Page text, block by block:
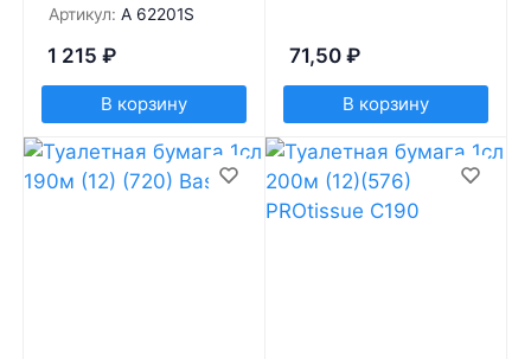
Артикул: A 62201S
1 215 ₽
В корзину
71,50 ₽
В корзину